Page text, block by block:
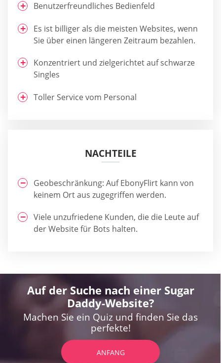
Benutzerfreundliches Bedienfeld
Es ist billiger als die meisten Websites, wenn
Sie über einen längeren Zeitraum bezahlen.
Konzentriert und zielgerichtet auf schwarze
Singles
Toller Service vom Personal
NACHTEILE
Geobeschränkung: Auf EbonyFlirt kann von
keinem Ort aus zugegriffen werden.
Viele unzufriedene Kunden, die die Leute auf
der Website für Bots halten.
Auf der Suche nach einer Sugar
Daddy-Website?
Machen Sie ein Quiz und finden Sie das
perfekte!
ANFANG